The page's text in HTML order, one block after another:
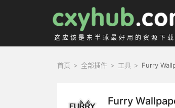
这应该是东半球最好用的资源下
首页 > 全部插件 > 工具 > Furry
Furry